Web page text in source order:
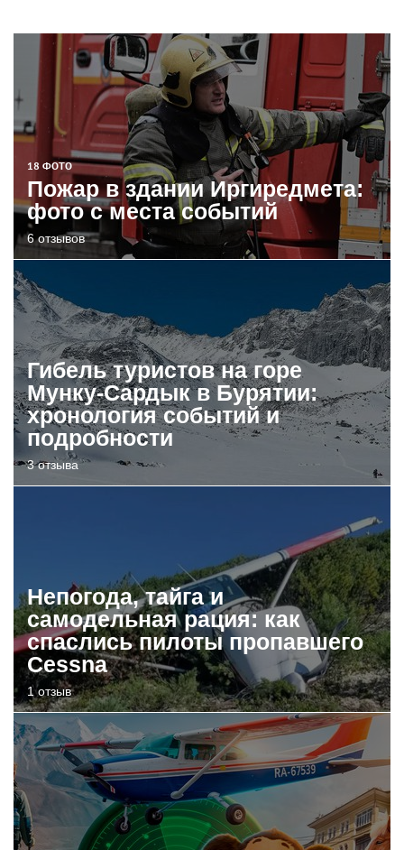
18 ФОТО
Пожар в здании Иргиредмета:
фото с места событий
6 отзывов
Гибель туристов на горе
Мунку-Сардык в Бурятии:
хронология событий и
подробности
3 отзыва
Непогода, тайга и
самодельная рация: как
спаслись пилоты пропавшего
Cessna
1 отзыв